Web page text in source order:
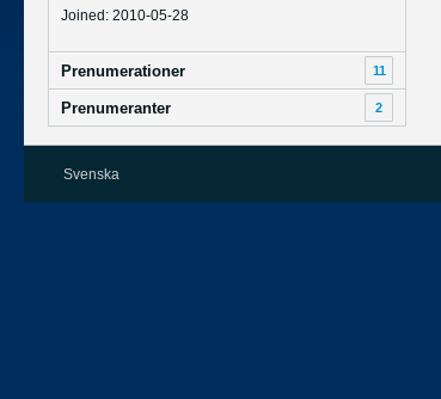
Joined: 2010-05-28
Prenumerationer 11
Prenumeranter 2
Svenska